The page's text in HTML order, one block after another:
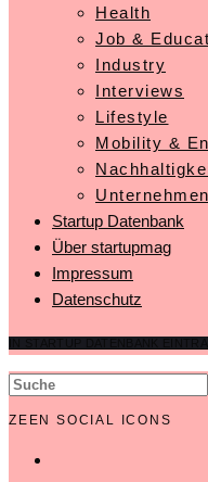
Health
Job &
Industry
Interviews
Lifestyle
Mobility &
Startup Datenbank
Über startupmag
Impressum
Datenschutz
ZEEN SOCIAL ICONS